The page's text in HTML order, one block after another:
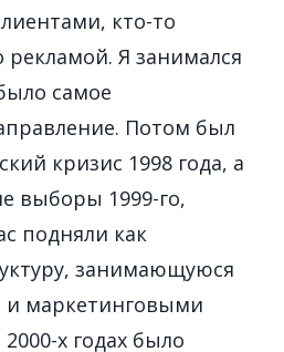
кто-то
рекламой. Я занимался
самое
Потом был
кризис 1998 года, а
выборы 1999-го,
подняли как
занимающуюся
и маркетинговыми
х годах было